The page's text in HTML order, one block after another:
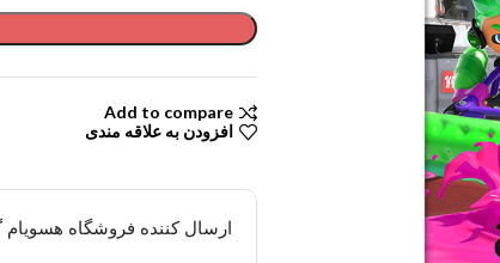
Add to compare
افزودن به علاقه مندی
ارسال کننده فروشگاه